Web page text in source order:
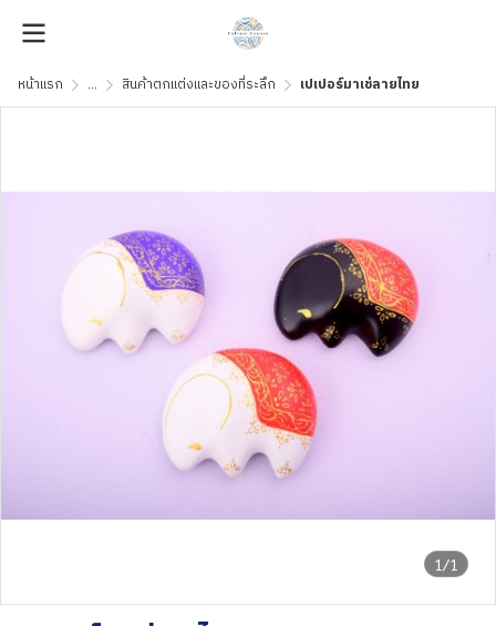
หน้าแรก ... สินค้าตกแต่งและของที่ระลึก เปเปอร์มาเช่ลายไทย
1/1